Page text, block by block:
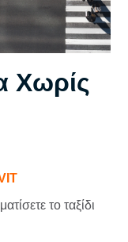
Χωρίς
το ταξίδι